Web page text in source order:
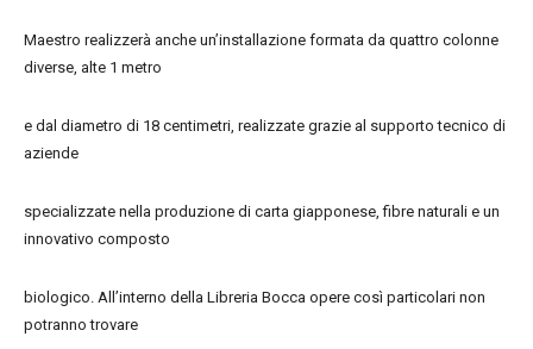
Maestro realizzerà anche un’installazione formata da quattro colonne
diverse, alte 1 metro
e dal diametro di 18 centimetri, realizzate grazie al supporto tecnico di
aziende
specializzate nella produzione di carta giapponese, fibre naturali e un
innovativo composto
biologico. All’interno della Libreria Bocca opere così particolari non
potranno trovare